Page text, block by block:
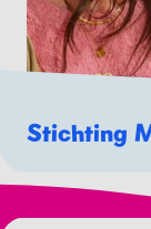
Stichting